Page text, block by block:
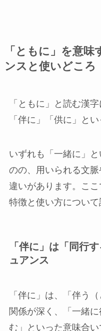
「ともに」を意
ンスと使いどころ
「ともに」と読む漢
「伴に」「供に」と
いずれも「一緒に」
のの、用いられる文
違いがあります。こ
特徴と使い方について
「伴に」は「同行
ュアンス
「伴に」は、「伴う
関係が深く、「一緒
む」といった意味合い